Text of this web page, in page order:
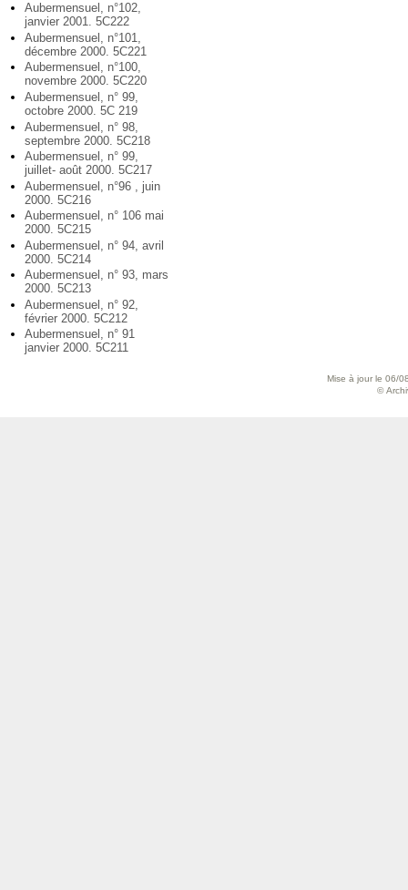
Aubermensuel, n°102,
janvier 2001. 5C222
Aubermensuel, n°101,
décembre 2000. 5C221
Aubermensuel, n°100,
novembre 2000. 5C220
Aubermensuel, n° 99,
octobre 2000. 5C 219
Aubermensuel, n° 98,
septembre 2000. 5C218
Aubermensuel, n° 99,
juillet- août 2000. 5C217
Aubermensuel, n°96 , juin
2000. 5C216
Aubermensuel, n° 106 mai
2000. 5C215
Aubermensuel, n° 94, avril
2000. 5C214
Aubermensuel, n° 93, mars
2000. 5C213
Aubermensuel, n° 92,
février 2000. 5C212
Aubermensuel, n° 91
janvier 2000. 5C211
Mise à jour le 06/
©